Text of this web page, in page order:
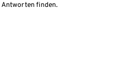
Antworten finden.